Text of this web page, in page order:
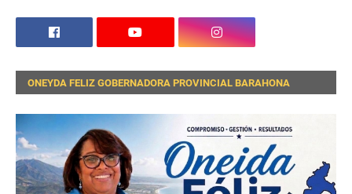
ONEYDA FELIZ GOBERNADORA PROVINCIAL BARAHONA